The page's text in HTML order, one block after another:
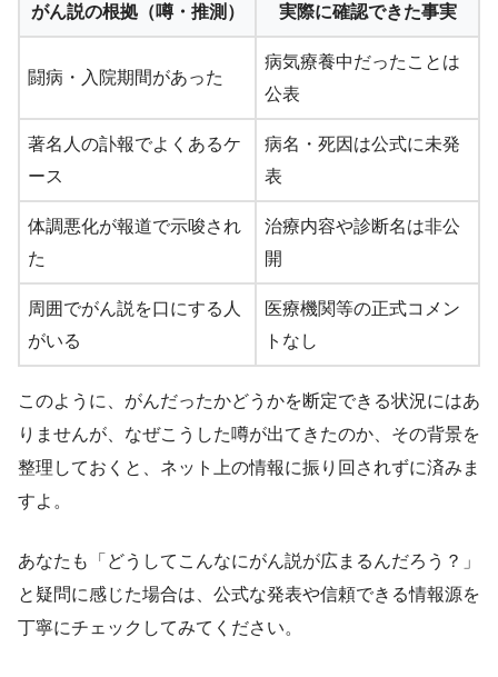
がん説の根拠（噂・推測） 実際に確認できた事実
闘病・入院期間があった
病気療養中だったことは
公表
著名人の訃報でよくあるケ
ース
病名・死因は公式に未発
表
体調悪化が報道で示唆され
た
治療内容や診断名は非公
開
周囲でがん説を口にする人
がいる
医療機関等の正式コメン
トなし
このように、がんだったかどうかを断定できる状況にはあ
りませんが、なぜこうした噂が出てきたのか、その背景を
整理しておくと、ネット上の情報に振り回されずに済みま
すよ。
あなたも「どうしてこんなにがん説が広まるんだろう？」
と疑問に感じた場合は、公式な発表や信頼できる情報源を
丁寧にチェックしてみてください。